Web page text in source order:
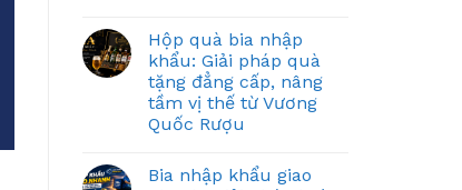
Hộp quà bia nhập
khẩu: Giải pháp quà
tặng đẳng cấp, nâng
tầm vị thế từ Vương
Quốc Rượu
Bia nhập khẩu giao